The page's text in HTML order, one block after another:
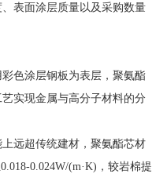
表面涂层质量以及采购数量
色涂层钢板为表层，聚氨酯
实现金属与高分子材料的分
远超传统建材，聚氨酯芯材
0.024W/(m·K)，较岩棉提